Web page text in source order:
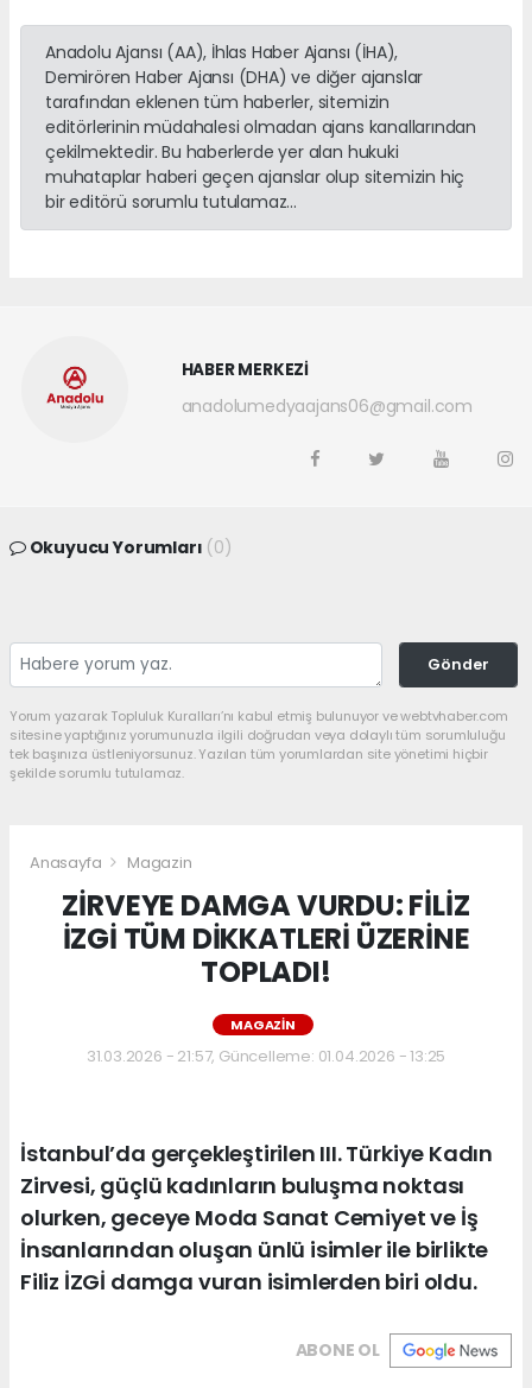
Anadolu Ajansı (AA), İhlas Haber Ajansı (İHA),
Demirören Haber Ajansı (DHA) ve diğer ajanslar
tarafından eklenen tüm haberler, sitemizin
editörlerinin müdahalesi olmadan ajans kanallarından
çekilmektedir. Bu haberlerde yer alan hukuki
muhataplar haberi geçen ajanslar olup sitemizin hiç
bir editörü sorumlu tutulamaz...
HABER MERKEZİ
anadolumedyaajans06@gmail.com
Okuyucu Yorumları (0)
Gönder
Yorum yazarak Topluluk Kuralları’nı kabul etmiş bulunuyor ve webtvhaber.com
sitesine yaptığınız yorumunuzla ilgili doğrudan veya dolaylı tüm sorumluluğu
tek başınıza üstleniyorsunuz. Yazılan tüm yorumlardan site yönetimi hiçbir
şekilde sorumlu tutulamaz.
Anasayfa Magazin
ZİRVEYE DAMGA VURDU: FİLİZ
İZGİ TÜM DİKKATLERİ ÜZERİNE
TOPLADI!
MAGAZIN
31.03.2026 - 21:57, Güncelleme: 01.04.2026 - 13:25
İstanbul’da gerçekleştirilen III. Türkiye Kadın
Zirvesi, güçlü kadınların buluşma noktası
olurken, geceye Moda Sanat Cemiyet ve İş
İnsanlarından oluşan ünlü isimler ile birlikte
Filiz İZGİ damga vuran isimlerden biri oldu.
ABONE OL